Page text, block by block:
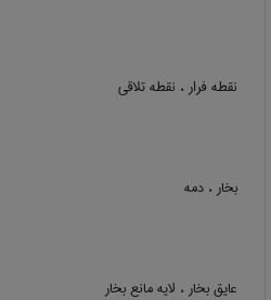
نقطه فرار ، نقطه تلاقی
بخار ، دمه
عایق بخار ، لایه مانع بخار